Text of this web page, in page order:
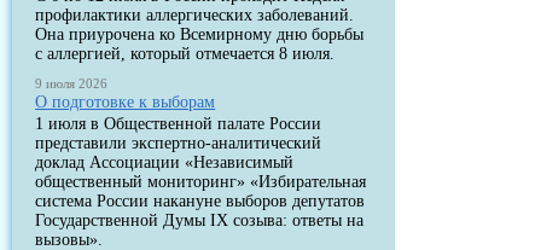
профилактики аллергических заболеваний.
Она приурочена ко Всемирному дню борьбы
с аллергией, который отмечается 8 июля.
9 июля 2026
О подготовке к выборам
1 июля в Общественной палате России
представили экспертно-аналитический
доклад Ассоциации «Независимый
общественный мониторинг» «Избирательная
система России накануне выборов депутатов
Государственной Думы IX созыва: ответы на
вызовы».